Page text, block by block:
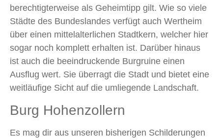
berechtigterweise als Geheimtipp gilt. Wie so viele
Städte des Bundeslandes verfügt auch Wertheim
über einen mittelalterlichen Stadtkern, welcher hier
sogar noch komplett erhalten ist. Darüber hinaus
ist auch die beeindruckende Burgruine einen
Ausflug wert. Sie überragt die Stadt und bietet eine
weitläufige Sicht auf die umliegende Landschaft.
Burg Hohenzollern
Es mag dir aus unseren bisherigen Schilderungen